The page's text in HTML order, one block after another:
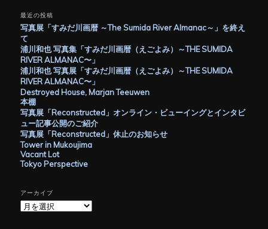
最近の投稿
写真展「すみだ川画暦 ～The Sumida River Almanac～」を終え
て
浦川和也 写真集「すみだ川画暦（えごよみ）～THE SUMIDA
RIVER ALMANAC〜」
浦川和也 写真展「すみだ川画暦（えごよみ）～THE SUMIDA
RIVER ALMANAC〜」
Destroyed House, Marjan Teeuwen
本棚
写真展「Reconstructed」オンライン・ビューイングとインタビ
ュー記事公開のご紹介
写真展「Reconstructed」休止のお知らせ
Tower in Mukoujima
Vacant Lot
Tokyo Perspective
アーカイブ
ア
ー